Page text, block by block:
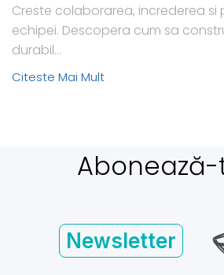
Creste colaborarea, increderea
echipei. Descopera cum sa
durabil...
Citeste Mai Mult
Newsletter